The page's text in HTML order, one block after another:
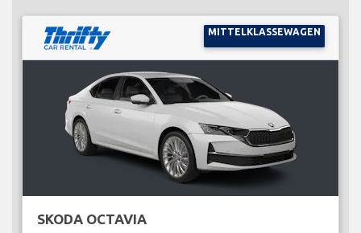
MITTELKLASSEWAGEN
SKODA OCTAVIA